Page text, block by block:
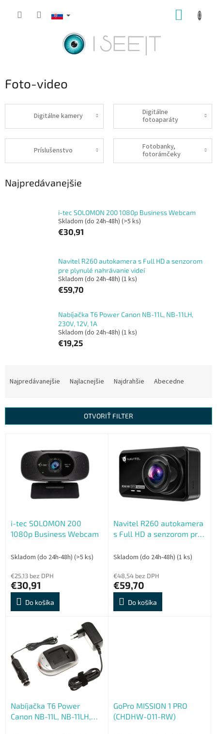
Foto-video
Digitálne kamery
Digitálne
fotoaparáty
Príslušenstvo
Fotobanky,
fotorámčeky
Najpredávanejšie
i-tec SOLOMON 200 1080p Business Webcam
Skladom (do 24h-48h) (>5 ks)
€30,91
Navitel R260 autokamera s Full HD a senzorom
pre plynulé nahrávanie videí
Skladom (do 24h-48h) (1 ks)
€59,70
Nabíjačka T6 Power Canon NB-11L, NB-11LH,
230V, 12V, 1A
Skladom (do 24h-48h) (1 ks)
€19,25
i
Najpredávanejšie Najlacnejšie Najdrahšie Abecedne
OTVORIŤ FILTER
i-tec SOLOMON 200
1080p Business Webcam
Skladom (do 24h-48h) (>5 ks)
€25,13 bez DPH
€30,91
Do košíka
Navitel R260 autokamera
s Full HD a senzorom pre
Skladom (do 24h-48h) (1 ks)
€48,54 bez DPH
€59,70
Do košíka
Nabíjačka T6 Power
Canon NB-11L, NB-11LH,
GoPro MISSION 1 PRO
(CHDHW-011-RW)